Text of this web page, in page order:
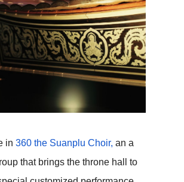
in 360 the Suanplu Choir, an a
that brings the throne hall to